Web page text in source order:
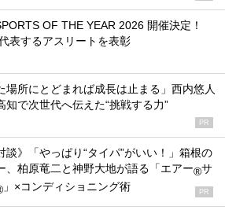
OF THE YEAR 2026 開催決定！
表するアスリートを表彰
場所にとどまれば成長は止まる」西内悠人
知で次世代へ伝えた“挑戦する力”
PR
談》「やっぱり“タイパ”がいい！」箱根の
、柏原竜二と神野大地が語る「エアー®サ
」×コンディショニング術 PR